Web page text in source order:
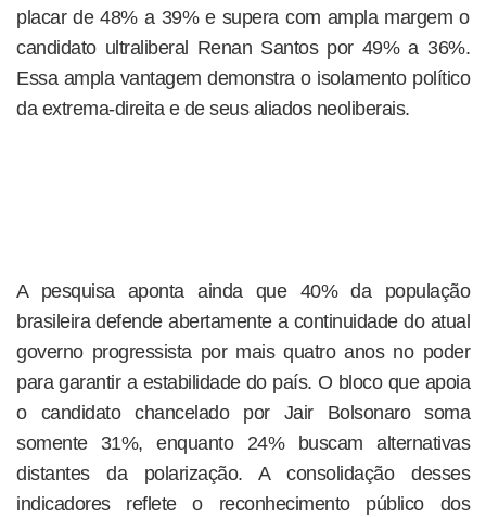
placar de 48% a 39% e supera com ampla margem o
candidato ultraliberal Renan Santos por 49% a 36%.
Essa ampla vantagem demonstra o isolamento político
da extrema-direita e de seus aliados neoliberais.
A pesquisa aponta ainda que 40% da população
brasileira defende abertamente a continuidade do atual
governo progressista por mais quatro anos no poder
para garantir a estabilidade do país. O bloco que apoia
o candidato chancelado por Jair Bolsonaro soma
somente 31%, enquanto 24% buscam alternativas
distantes da polarização. A consolidação desses
indicadores reflete o reconhecimento público dos